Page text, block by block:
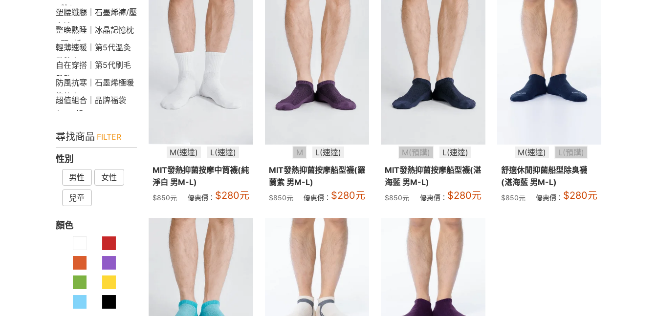
3雙$660
塑腰纖腿｜石墨烯褲/壓
力褲
整晚熟睡｜冰晶記憶枕
2顆9折
輕薄速暖｜第5代溫灸
發熱衣
自在穿搭｜第5代刷毛
發熱Bra T
防風抗寒｜石墨烯極暖
衝鋒衣
超值組合｜品牌福袋
$599起
尋找商品 FILTER
性別
男性 女性
兒童
顏色
M(速達)
L(速達)
MIT發熱抑菌按摩中筒襪(純
淨白 男M-L)
$850元 優惠價： $280元
M
L(速達)
MIT發熱抑菌按摩船型襪(羅
蘭紫 男M-L)
$850元 優惠價： $280元
M(預購)
L(速達)
MIT發熱抑菌按摩船型襪(湛
海藍 男M-L)
$850元 優惠價： $280元
M(速達)
L(預購)
舒適休閒抑菌船型除臭襪
(湛海藍 男M-L)
$850元 優惠價： $280元